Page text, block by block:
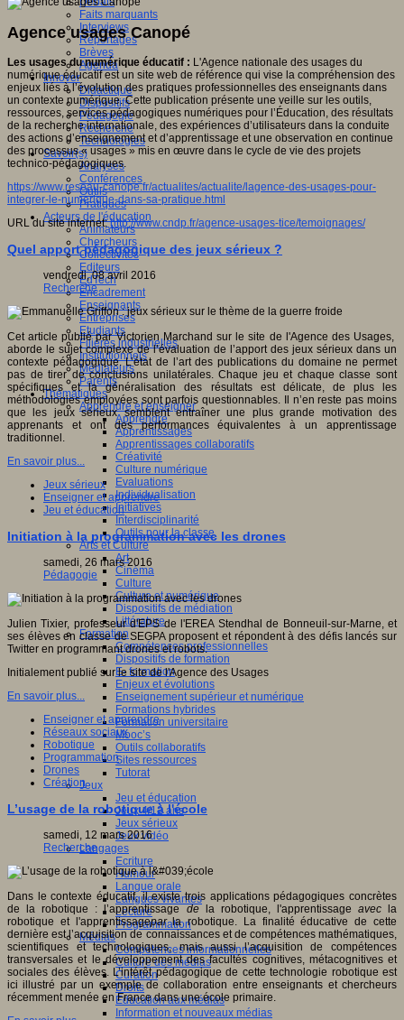
Faits marquants
Interviews
Reportages
Brèves
Agenda
Innover
Didactique
Dispositifs
Pédagogie
Recherche
Technologies
Savoir(s)
Analyses
Conférences
Outils
Pratiques
Acteurs de l'éducation
Animateurs
Chercheurs
Collectivités
Editeurs
EdTech
Encadrement
Enseignants
Entreprises
Etudiants
Filières industrielles
Institutionnels
Médiateurs
Parents
Thématiques
Apprendre et enseigner
Apprendre
Apprentissages
Apprentissages collaboratifs
Créativité
Culture numérique
Evaluations
Individualisation
Initiatives
Interdisciplinarité
Outils pour la classe
Arts et Culture
Art
Cinéma
Culture
Culture et numérique
Dispositifs de médiation
Littérature
Formation
Compétences professionnelles
Dispositifs de formation
E- formation
Enjeux et évolutions
Enseignement supérieur et numérique
Formations hybrides
Formation universitaire
Mooc’s
Outils collaboratifs
Sites ressources
Tutorat
Jeux
Jeu et éducation
Jeux 4/12 ans
Jeux sérieux
Jeux vidéo
Langages
Ecriture
Humour
Langue orale
Langues vivantes
Lecture
Programmation
Médias
Compétences informationnelles
Culture des médias
Curation
Droits
Education aux médias
Information et nouveaux médias
Agence usages Canopé
Les usages du numérique éducatif : L'Agence nationale des usages du
numérique éducatif est un site web de référence qui vise la compréhension des
enjeux liés à l’évolution des pratiques professionnelles des enseignants dans
un contexte numérique. Cette publication présente une veille sur les outils,
ressources, services pédagogiques numériques pour l’Éducation, des résultats
de la recherche internationale, des expériences d’utilisateurs dans la conduite
des actions d’enseignement et d’apprentissage et une observation en continue
des processus « usages » mis en œuvre dans le cycle de vie des projets
technico-pédagogiques.
https://www.reseau-canope.fr/actualites/actualite/lagence-des-usages-pour-
integrer-le-numerique-dans-sa-pratique.html
URL du site internet:http://www.cndp.fr/agence-usages-tice/temoignages/
Quel apport pédagogique des jeux sérieux ?
vendredi, 08 avril 2016
Recherche
Cet article publié par Victorien Marchand sur le site de l'Agence des Usages,
aborde le sujet complexe de l’évaluation de l’apport des jeux sérieux dans un
contexte pédagogique. L’état de l’art des publications du domaine ne permet
pas de tirer de conclusions unilatérales. Chaque jeu et chaque classe sont
spécifiques et la généralisation des résultats est délicate, de plus les
méthodologies employées sont parfois questionnables. Il n’en reste pas moins
que les jeux sérieux semblent entraîner une plus grande motivation des
apprenants et ont des performances équivalentes à un apprentissage
traditionnel.
En savoir plus...
Jeux sérieux
Enseigner et apprendre
Jeu et éducation
Initiation à la programmation avec les drones
samedi, 26 mars 2016
Pédagogie
Julien Tixier, professeur d'EPS de l'EREA Stendhal de Bonneuil-sur-Marne, et
ses élèves en classe de SEGPA proposent et répondent à des défis lancés sur
Twitter en programmant drones et robots.
Initialement publié sur le site de l'Agence des Usages
En savoir plus...
Enseigner et apprendre
Réseaux sociaux
Robotique
Programmation
Drones
Création
L’usage de la robotique à l'école
samedi, 12 mars 2016
Recherche
Dans le contexte éducatif, il existe trois applications pédagogiques concrètes
de la robotique : l’apprentissage dela robotique, l'apprentissage avecla
robotique et l'apprentissageparla robotique. La finalité éducative de cette
dernière est l’acquisition de connaissances et de compétences mathématiques,
scientifiques et technologiques, mais aussi l’acquisition de compétences
transversales et le développement des facultés cognitives, métacognitives et
sociales des élèves. L’intérêt pédagogique de cette technologie robotique est
ici illustré par un exemple de collaboration entre enseignants et chercheurs
récemment menée en France dans une école primaire.